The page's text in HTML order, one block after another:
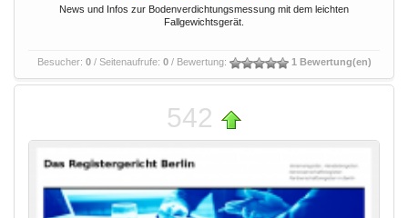
News und Infos zur Bodenverdichtungsmessung mit dem leichten
Fallgewichtsgerät.
Besucher: 0/ Seitenaufrufe: 0/ Bewertung: 1 Bewertung(en)
542